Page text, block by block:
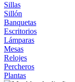
Sillas
Sillón
Banquetas
Escritorios
Lámparas
Mesas
Relojes
Percheros
Plantas